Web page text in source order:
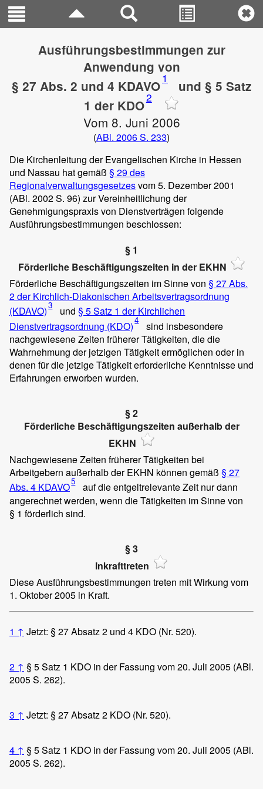
Ausführungsbestimmungen zur
Anwendung von
§ 27 Abs. 2 und 4 KDAVO1
und § 5 Satz
1 der KDO2
Vom 8. Juni 2006
(ABl. 2006 S. 233)
Die Kirchenleitung der Evangelischen Kirche in Hessen
und Nassau hat gemäß § 29 des
Regionalverwaltungsgesetzesvom 5. Dezember 2001
(ABl. 2002 S. 96) zur Vereinheitlichung der
Genehmigungspraxis von Dienstverträgen folgende
Ausführungsbestimmungen beschlossen:
§ 1
Förderliche Beschäftigungszeiten in der EKHN
Förderliche Beschäftigungszeiten im Sinne von § 27 Abs.
2 der Kirchlich-Diakonischen Arbeitsvertragsordnung
(KDAVO)3 und§ 5 Satz 1 der Kirchlichen
Dienstvertragsordnung (KDO)4
sind insbesondere
nachgewiesene Zeiten früherer Tätigkeiten, die die
Wahrnehmung der jetzigen Tätigkeit ermöglichen oder in
denen für die jetzige Tätigkeit erforderliche Kenntnisse und
Erfahrungen erworben wurden.
§ 2
Förderliche Beschäftigungszeiten außerhalb der
EKHN
Nachgewiesene Zeiten früherer Tätigkeiten bei
Arbeitgebern außerhalb der EKHN können gemäß § 27
Abs. 4 KDAVO5
auf die entgeltrelevante Zeit nur dann
angerechnet werden, wenn die Tätigkeiten im Sinne von
§ 1 förderlich sind.
§ 3
Inkrafttreten
Diese Ausführungsbestimmungen treten mit Wirkung vom
1. Oktober 2005 in Kraft.
1 ↑ Jetzt: § 27 Absatz 2 und 4 KDO (Nr. 520).
2 ↑ § 5 Satz 1 KDO in der Fassung vom 20. Juli 2005 (ABl.
2005 S. 262).
3 ↑ Jetzt: § 27 Absatz 2 KDO (Nr. 520).
4 ↑ § 5 Satz 1 KDO in der Fassung vom 20. Juli 2005 (ABl.
2005 S. 262).